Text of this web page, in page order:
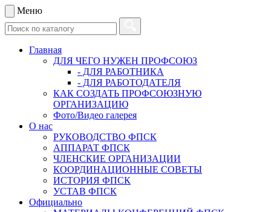
Меню
Главная
ДЛЯ ЧЕГО НУЖЕН ПРОФСОЮЗ
- ДЛЯ РАБОТНИКА
- ДЛЯ РАБОТОДАТЕЛЯ
КАК СОЗДАТЬ ПРОФСОЮЗНУЮ
ОРГАНИЗАЦИЮ
Фото/Видео галерея
О нас
РУКОВОДСТВО ФПСК
АППАРАТ ФПСК
ЧЛЕНСКИЕ ОРГАНИЗАЦИИ
КООРДИНАЦИОННЫЕ СОВЕТЫ
ИСТОРИЯ ФПСК
УСТАВ ФПСК
Официально